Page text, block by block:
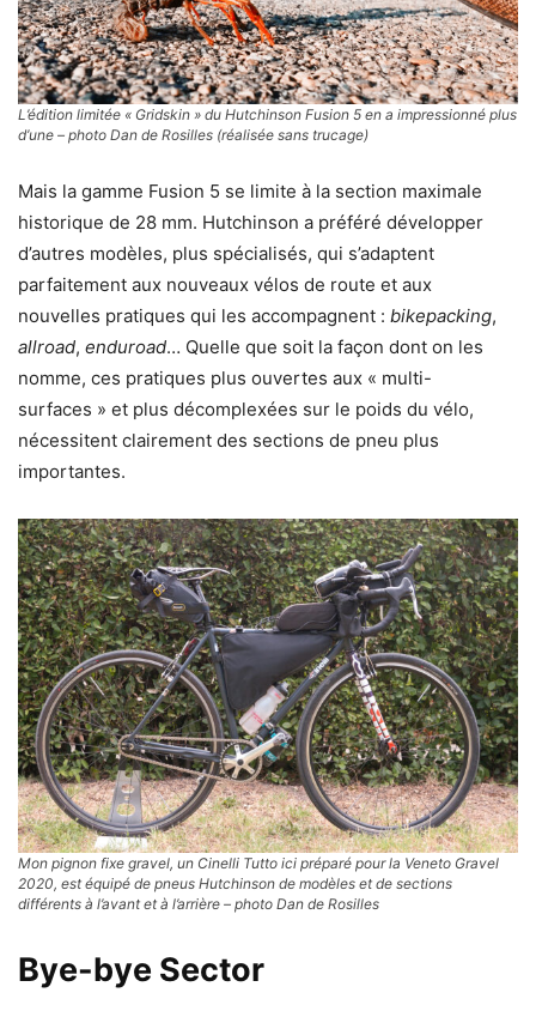
L’édition limitée « Gridskin » du Hutchinson Fusion 5 en a impressionné plus
d’une – photo Dan de Rosilles (réalisée sans trucage)
Mais la gamme Fusion 5 se limite à la section maximale
historique de 28 mm. Hutchinson a préféré développer
d’autres modèles, plus spécialisés, qui s’adaptent
parfaitement aux nouveaux vélos de route et aux
nouvelles pratiques qui les accompagnent : bikepacking,
allroad, enduroad… Quelle que soit la façon dont on les
nomme, ces pratiques plus ouvertes aux « multi-
surfaces » et plus décomplexées sur le poids du vélo,
nécessitent clairement des sections de pneu plus
importantes.
Mon pignon fixe gravel, un Cinelli Tutto ici préparé pour la Veneto Gravel
2020, est équipé de pneus Hutchinson de modèles et de sections
différents à l’avant et à l’arrière – photo Dan de Rosilles
Bye-bye Sector